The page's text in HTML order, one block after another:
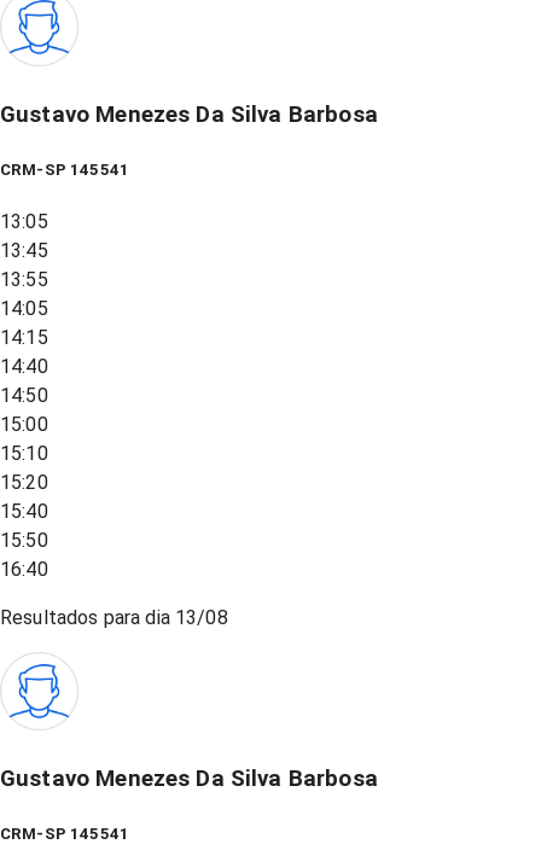
Gustavo Menezes Da Silva Barbosa
CRM-SP 145541
13:05
13:45
13:55
14:05
14:15
14:40
14:50
15:00
15:10
15:20
15:40
15:50
16:40
Resultados para dia 13/08
Gustavo Menezes Da Silva Barbosa
CRM-SP 145541